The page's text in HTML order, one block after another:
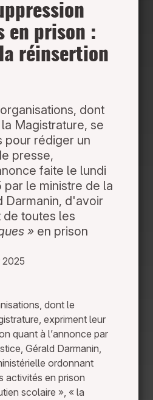
en prison :
réinsertion
dont
Magistrature, se
pour rédiger un
presse,
faite le lundi
par le ministre de la
Darmanin, d'avoir
de toutes les
» en prison
2025
dont le
expriment leur
quant à l’annonce par
Gérald Darmanin,
ordonnant
activités en prison
scolaire », « la